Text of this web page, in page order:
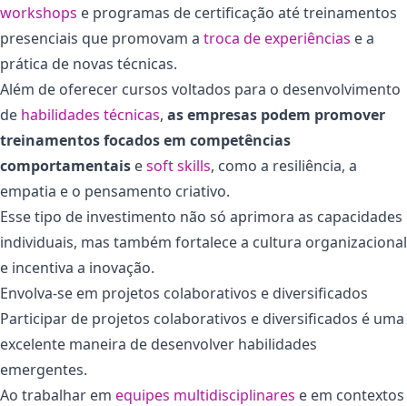
workshops e programas de certificação até treinamentos
presenciais que promovam a troca de experiências e a
prática de novas técnicas.
Além de oferecer cursos voltados para o desenvolvimento
de habilidades técnicas, as empresas podem promover
treinamentos focados em competências
comportamentais esoft skills, como a resiliência, a
empatia e o pensamento criativo.
Esse tipo de investimento não só aprimora as capacidades
individuais, mas também fortalece a cultura organizacional
e incentiva a inovação.
Envolva-se em projetos colaborativos e diversificados
Participar de projetos colaborativos e diversificados é uma
excelente maneira de desenvolver habilidades
emergentes.
Ao trabalhar em equipes multidisciplinares e em contextos